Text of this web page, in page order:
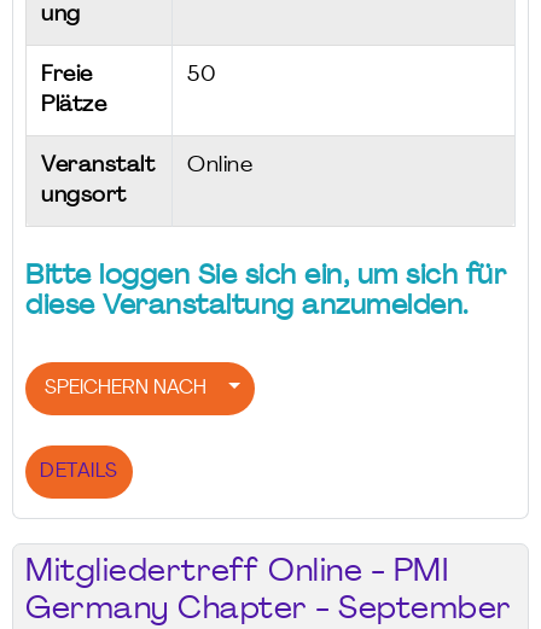
ung
Freie
Plätze
50
Veranstalt
ungsort
Online
Bitte loggen Sie sich ein, um sich für
diese Veranstaltung anzumelden.
SPEICHERN NACH
DETAILS
Mitgliedertreff Online - PMI
Germany Chapter - September